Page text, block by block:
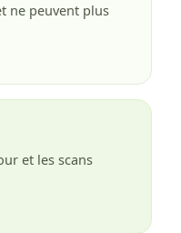
ne peuvent plus
et les scans